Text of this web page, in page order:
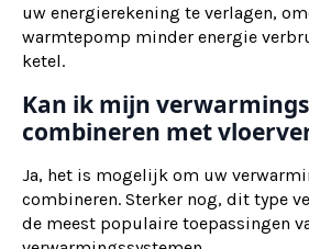
uw energierekening te verlagen,
warmtepomp minder energie
ketel.
Kan ik mijn
combineren met
Ja, het is mogelijk om uw
combineren. Sterker nog, dit type
de meest populaire toepassingen